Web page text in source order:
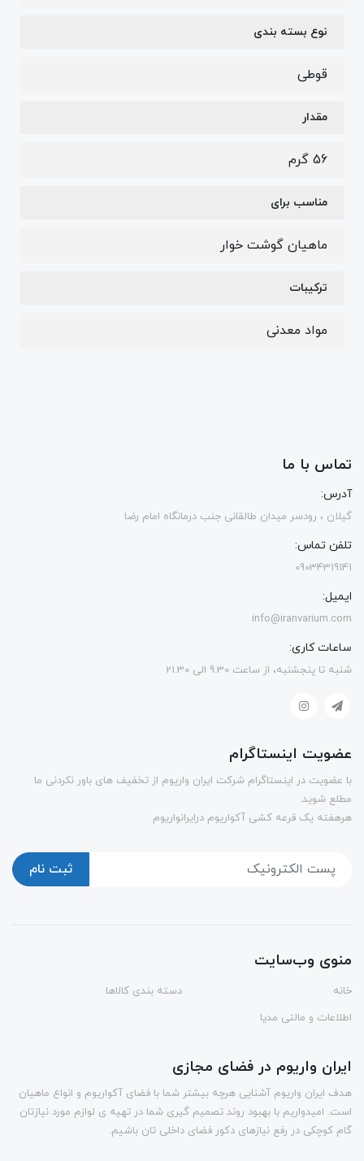
نوع بسته بندی
قوطی
مقدار
56 گرم
مناسب برای
ماهیان گوشت خوار
ترکیبات
مواد معدنی
تماس با ما
آدرس:
گیلان ، رودسر میدان طالقانی جنب درمانگاه امام رضا
تلفن تماس:
09034319141
ایمیل:
info@iranvarium.com
ساعات کاری:
شنبه تا پنجشنبه، از ساعت 9.30 الی 21.30
عضویت اینستاگرام
با عضویت در اینستاگرام شرکت ایران واریوم از تخفیف های باور نکردنی ما
مطلع شوید.
هرهفته یک قرعه کشی آکواریوم درایرانواریوم
ثبت نام
منوی وب‌سایت
خانه
دسته بندی کالاها
اطلاعات و مالتی مدیا
ایران واریوم در فضای مجازی
هدف ایران واریوم آشنایی هرچه بیشتر شما با فضای آکواریوم و انواع ماهیان
است. امیدواریم با بهبود روند تصمیم گیری شما در تهیه ی لوازم مورد نیازتان
گام کوچکی در رفع نیازهای دکور فضای داخلی تان باشیم.